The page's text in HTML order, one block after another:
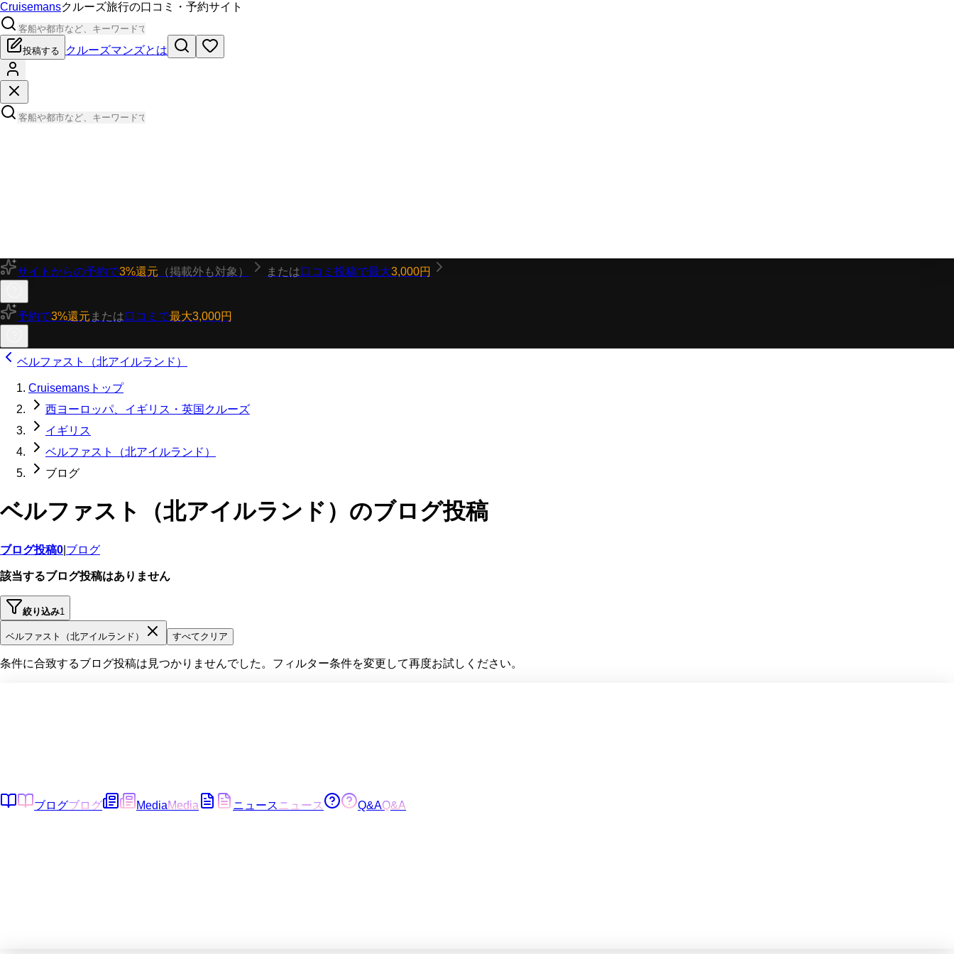
Cruisemansクルーズ旅行の口コミ・予約サイト
投稿する クルーズマンズとは
サイトからの予約で3%還元 （掲載外も対象） または口コミ投稿で最大3,000円
予約で3%還元 または口コミで最大3,000円
ベルファスト（北アイルランド）
Cruisemansトップ
西ヨーロッパ、イギリス・英国クルーズ
イギリス
ベルファスト（北アイルランド）
ブログ
ベルファスト（北アイルランド）のブログ投稿
ブログ投稿0 ブログ
該当するブログ投稿はありません
絞り込み1
ベルファスト（北アイルランド） すべてクリア
条件に合致するブログ投稿は見つかりませんでした。フィルター条件を変更して再度お試しください。
ブログブログ MediaMedia ニュース ニュース Q&AQ&A